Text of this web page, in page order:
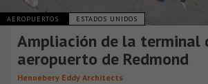
AEROPUERTOS ESTADOS UNIDOS
Ampliación de la terminal
aeropuerto de Redmond
Hennebery Eddy Architects